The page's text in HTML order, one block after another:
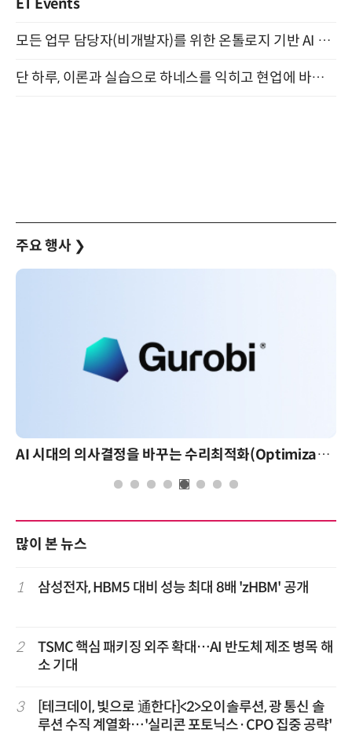
ET Events
모든 업무 담당자(비개발자)를 위한 온톨로지 기반 AI 지식체계 설계 1-day 워크숍 8월 20일 개최
단 하루, 이론과 실습으로 하네스를 익히고 현업에 바로 쓰는 핸즈온 워크숍 (8/20)
주요 행사 ❯
AI 시대의 의사결정을 바꾸는 수리최적화(Optimization): 실제 산업 적용 사례와 활용 전략
많이 본 뉴스
1 삼성전자, HBM5 대비 성능 최대 8배 'zHBM' 공개
2
TSMC 핵심 패키징 외주 확대…AI 반도체 제조 병목 해
소 기대
3
[테크데이, 빛으로 通한다]<2>오이솔루션, 광 통신 솔
루션 수직 계열화…'실리콘 포토닉스·CPO 집중 공략'